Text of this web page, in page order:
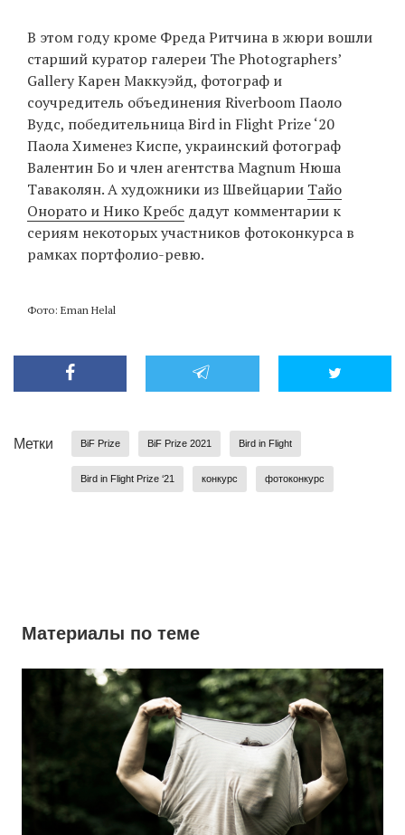
В этом году кроме Фреда Ритчина в жюри вошли
старший куратор галереи The Photographers’
Gallery Карен Маккуэйд, фотограф и
соучредитель объединения Riverboom Паоло
Вудс, победительница Bird in Flight Prize ‘20
Паола Хименез Киспе, украинский фотограф
Валентин Бо и член агентства Magnum Нюша
Таваколян. А художники из Швейцарии Тайо
Онорато и Нико Кребс дадут комментарии к
сериям некоторых участников фотоконкурса в
рамках портфолио-ревю.
Фото: Eman Helal
Метки BiF Prize BiF Prize 2021 Bird in Flight
Bird in Flight Prize ‘21 конкурс фотоконкурс
Материалы по теме